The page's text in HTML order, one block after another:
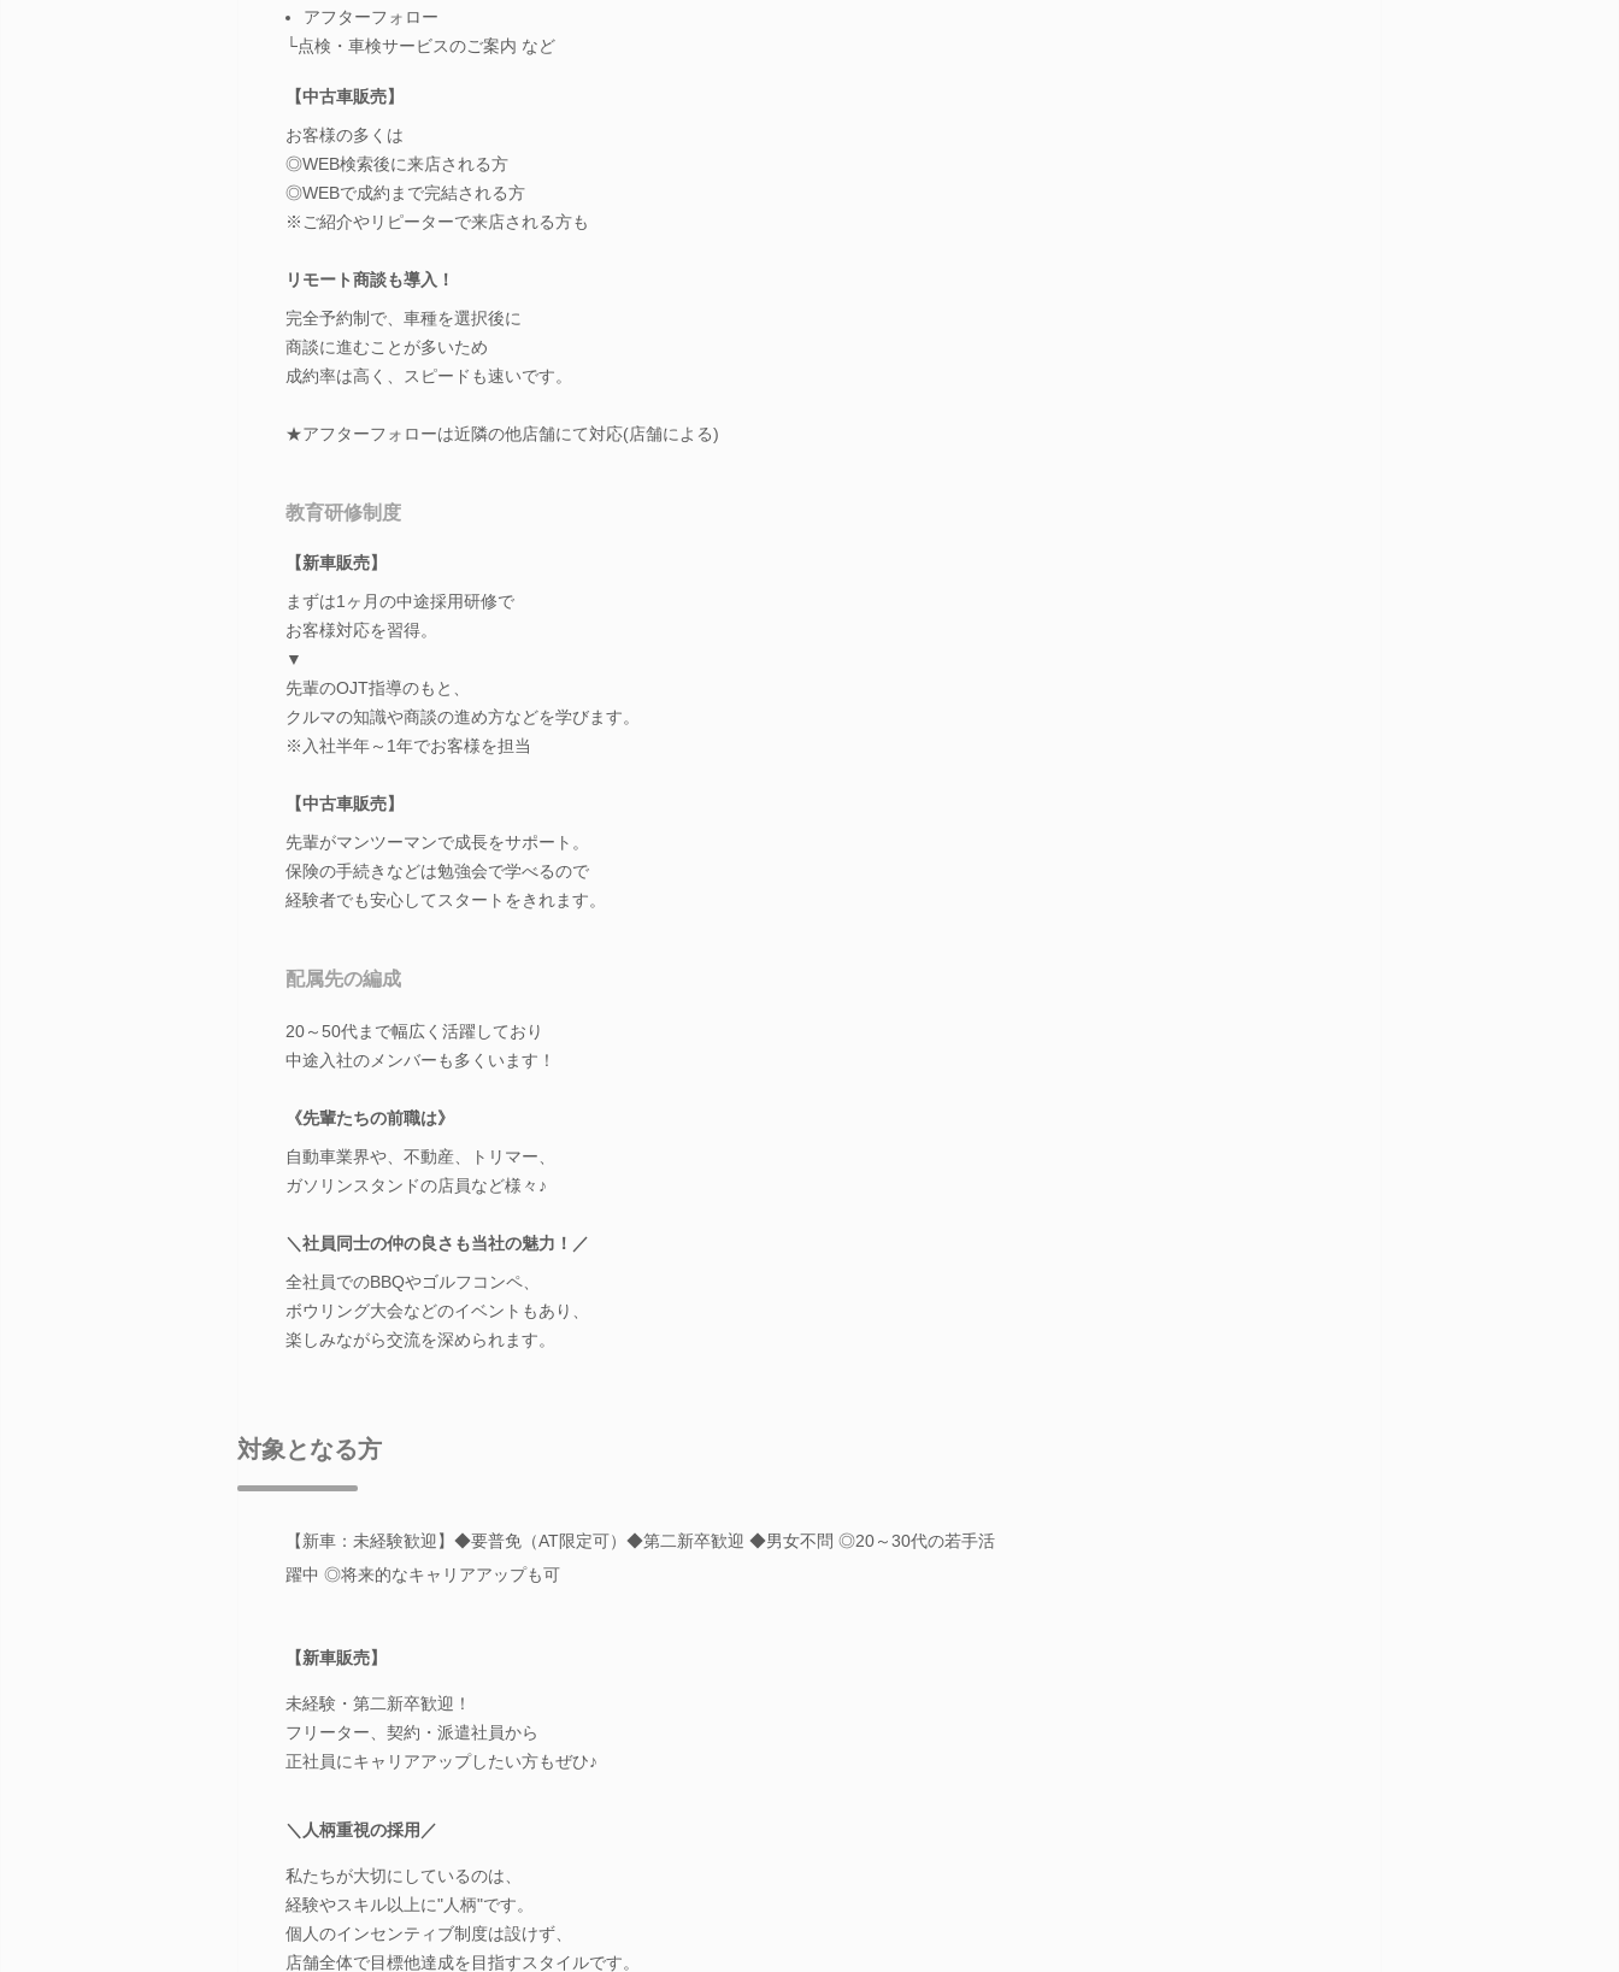
アフターフォロー
└点検・車検サービスのご案内 など
【中古車販売】
お客様の多くは
◎WEB検索後に来店される方
◎WEBで成約まで完結される方
※ご紹介やリピーターで来店される方も
リモート商談も導入！
完全予約制で、車種を選択後に
商談に進むことが多いため
成約率は高く、スピードも速いです。
★アフターフォローは近隣の他店舗にて対応(店舗による)
教育研修制度
【新車販売】
まずは1ヶ月の中途採用研修で
お客様対応を習得。
▼
先輩のOJT指導のもと、
クルマの知識や商談の進め方などを学びます。
※入社半年～1年でお客様を担当
【中古車販売】
先輩がマンツーマンで成長をサポート。
保険の手続きなどは勉強会で学べるので
経験者でも安心してスタートをきれます。
配属先の編成
20～50代まで幅広く活躍しており
中途入社のメンバーも多くいます！
《先輩たちの前職は》
自動車業界や、不動産、トリマー、
ガソリンスタンドの店員など様々♪
＼社員同士の仲の良さも当社の魅力！／
全社員でのBBQやゴルフコンペ、
ボウリング大会などのイベントもあり、
楽しみながら交流を深められます。
対象となる方
【新車：未経験歓迎】◆要普免（AT限定可）◆第二新卒歓迎 ◆男女不問 ◎20～30代の若手活
躍中 ◎将来的なキャリアアップも可
【新車販売】
未経験・第二新卒歓迎！
フリーター、契約・派遣社員から
正社員にキャリアアップしたい方もぜひ♪
＼人柄重視の採用／
私たちが大切にしているのは、
経験やスキル以上に"人柄"です。
個人のインセンティブ制度は設けず、
店舗全体で目標他達成を目指すスタイルです。